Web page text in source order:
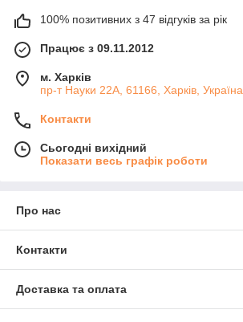
100% позитивних з 47 відгуків за рік
Працює з 09.11.2012
м. Харків
пр-т Науки 22А, 61166, Харків, Україна
Контакти
Сьогодні вихідний
Показати весь графік роботи
Про нас
Контакти
Доставка та оплата